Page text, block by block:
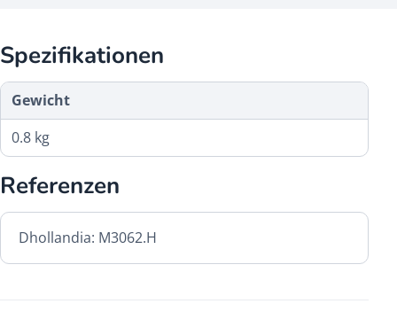
Spezifikationen
Gewicht
0.8 kg
Referenzen
Dhollandia: M3062.H